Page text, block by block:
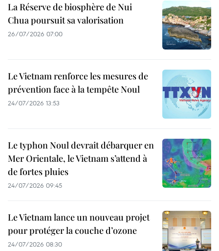
La Réserve de biosphère de Nui
Chua poursuit sa valorisation
26/07/2026 07:00
Le Vietnam renforce les mesures de
prévention face à la tempête Noul
24/07/2026 13:53
Le typhon Noul devrait débarquer en
Mer Orientale, le Vietnam s’attend à
de fortes pluies
24/07/2026 09:45
Le Vietnam lance un nouveau projet
pour protéger la couche d’ozone
24/07/2026 08:30